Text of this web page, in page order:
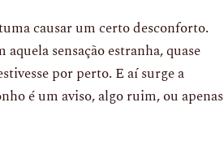
causar um certo desconforto.
sensação estranha, quase
por perto. E aí surge a
é um aviso, algo ruim, ou apenas